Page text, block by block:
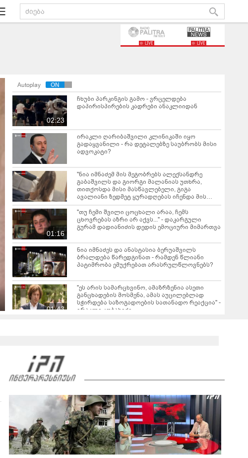
LIVE LIVE
Autoplay
02:23
ჩხუბი პარკინგის გამო - ვრცელდება
დაპირისპირების კადრები ანაკლიიდან
ირაკლი ღარიბაშვილი კლინიკაში იყო
გადაყვანილი - რა დეტალებზე საუბრობს მისი
ადვოკატი?
"ნია იმნაძემ მის მეგობრებს ალექსანდრე
გაბაშვილს და გიორგი მალანიას უთხრა,
თითქოსდა მისი მასწავლებელი, გიგა
ავალიანი ზედმეტ ყურადღებას იჩენდა მის
მიმართ" - რა წერია ნია იმნაძის საბრალდებო
დასკვნაში?
01:16
"თუ ჩემი შვილი ცოცხალი არაა, ჩემს
ცხოვრებას აზრი არ აქვს..." - დაკარგული
გურამ დადიანიძის დედის ემოციური მიმართვა
ნია იმნაძეს და ანასტასია ბერუაშვილს
ბრალდება წარედგინათ - რამდენ წლიანი
პატიმრობა ემუქრებათ არასრულწლოვნებს?
01:43
"ეს არის სამარცხვინო, ამაზრზენია ასეთი
განცხადების მოსმენა, ამას აუცილებლად
სჭირდება საზოგადოების სათანადო რეაქცია" -
ირაკლი კობახიძე
ელი კურსის სტუდენტიც იკითხავს"
00:20
საგარეჯოში, არასრულწლოვანმა ჩამოტვირთა
ფოტოსურათები, დაამონტაჟა, მიანიჭა
პორნოგრაფიული იერსახე და
შეურაცხმყოფელ ტექსტებთან ერთად
გაავრცელა - შსს ბრალდებულის დაკავების
კადრებს აქვეყნებს
ნიკა მელიას სასამართლოს უპატივცემლობის
ფაქტზე 1 წლით და 6 თვით თავისუფლების
აღკვეთა მიესაჯა